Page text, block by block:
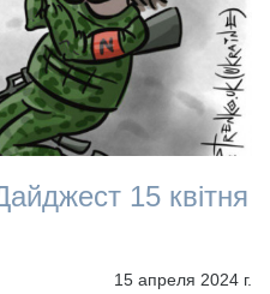
15 квітня
15 апреля 2024 г.